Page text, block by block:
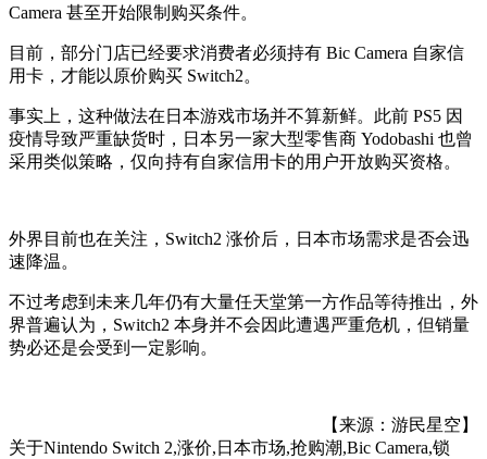
Camera 甚至开始限制购买条件。
目前，部分门店已经要求消费者必须持有 Bic Camera 自家信
用卡，才能以原价购买 Switch2。
事实上，这种做法在日本游戏市场并不算新鲜。此前 PS5 因
疫情导致严重缺货时，日本另一家大型零售商 Yodobashi 也曾
采用类似策略，仅向持有自家信用卡的用户开放购买资格。
外界目前也在关注，Switch2 涨价后，日本市场需求是否会迅
速降温。
不过考虑到未来几年仍有大量任天堂第一方作品等待推出，外
界普遍认为，Switch2 本身并不会因此遭遇严重危机，但销量
势必还是会受到一定影响。
【来源：游民星空】
关于Nintendo Switch 2,涨价,日本市场,抢购潮,Bic Camera,锁